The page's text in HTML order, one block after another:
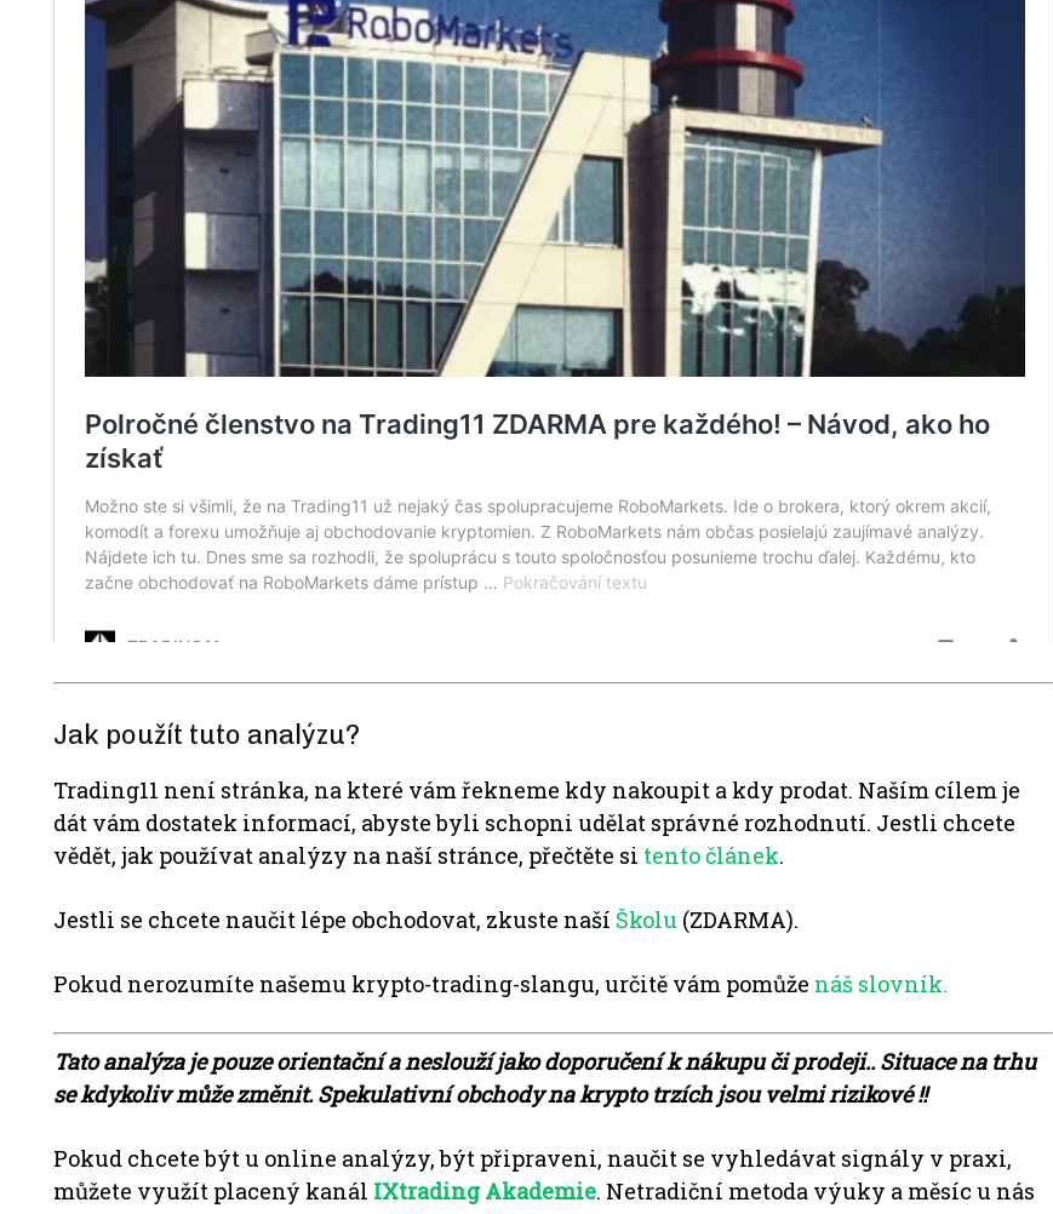
Jak použít tuto analýzu?
Trading11 není stránka, na které vám řekneme kdy nakoupit a kdy prodat. Naším cílem je
dát vám dostatek informací, abyste byli schopni udělat správné rozhodnutí. Jestli chcete
vědět, jak používat analýzy na naší stránce, přečtěte si tento článek.
Jestli se chcete naučit lépe obchodovat, zkuste naší Školu (ZDARMA).
Pokud nerozumíte našemu krypto-trading-slangu, určitě vám pomůže náš slovník.
Tato analýza je pouze orientační a neslouží jako doporučení k nákupu či prodeji.. Situace na trhu
se kdykoliv může změnit. Spekulativní obchody na krypto trzích jsou velmi rizikové !!
Pokud chcete být u online analýzy, být připraveni, naučit se vyhledávat signály v praxi,
můžete využít placený kanál IXtrading Akademie. Netradiční metoda výuky a měsíc u nás